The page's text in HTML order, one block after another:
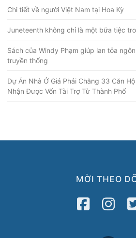
Chi tiết về người Việt Nam tại Hoa Kỳ
Juneteenth không chỉ là một bữa tiệc
Sách của Windy Phạm giúp lan tỏa
truyền thống
Dự Án Nhà Ở Giá Phải Chăng 33 Căn
Nhận Được Vốn Tài Trợ Từ Thành Phố
MỜI THEO